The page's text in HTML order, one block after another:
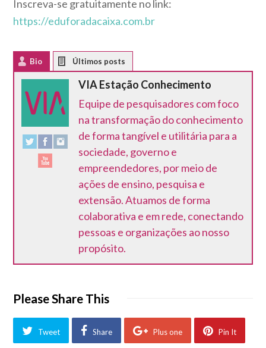
Inscreva-se gratuitamente no link:
https://eduforadacaixa.com.br
Bio
VIA Estação Conhecimento
Equipe de pesquisadores com foco
na transformação do conhecimento
de forma tangível e utilitária para a
sociedade, governo e
empreendedores, por meio de
ações de ensino, pesquisa e
extensão. Atuamos de forma
colaborativa e em rede, conectando
pessoas e organizações ao nosso
propósito.
Please Share This
Tweet Share Plus one Pin It